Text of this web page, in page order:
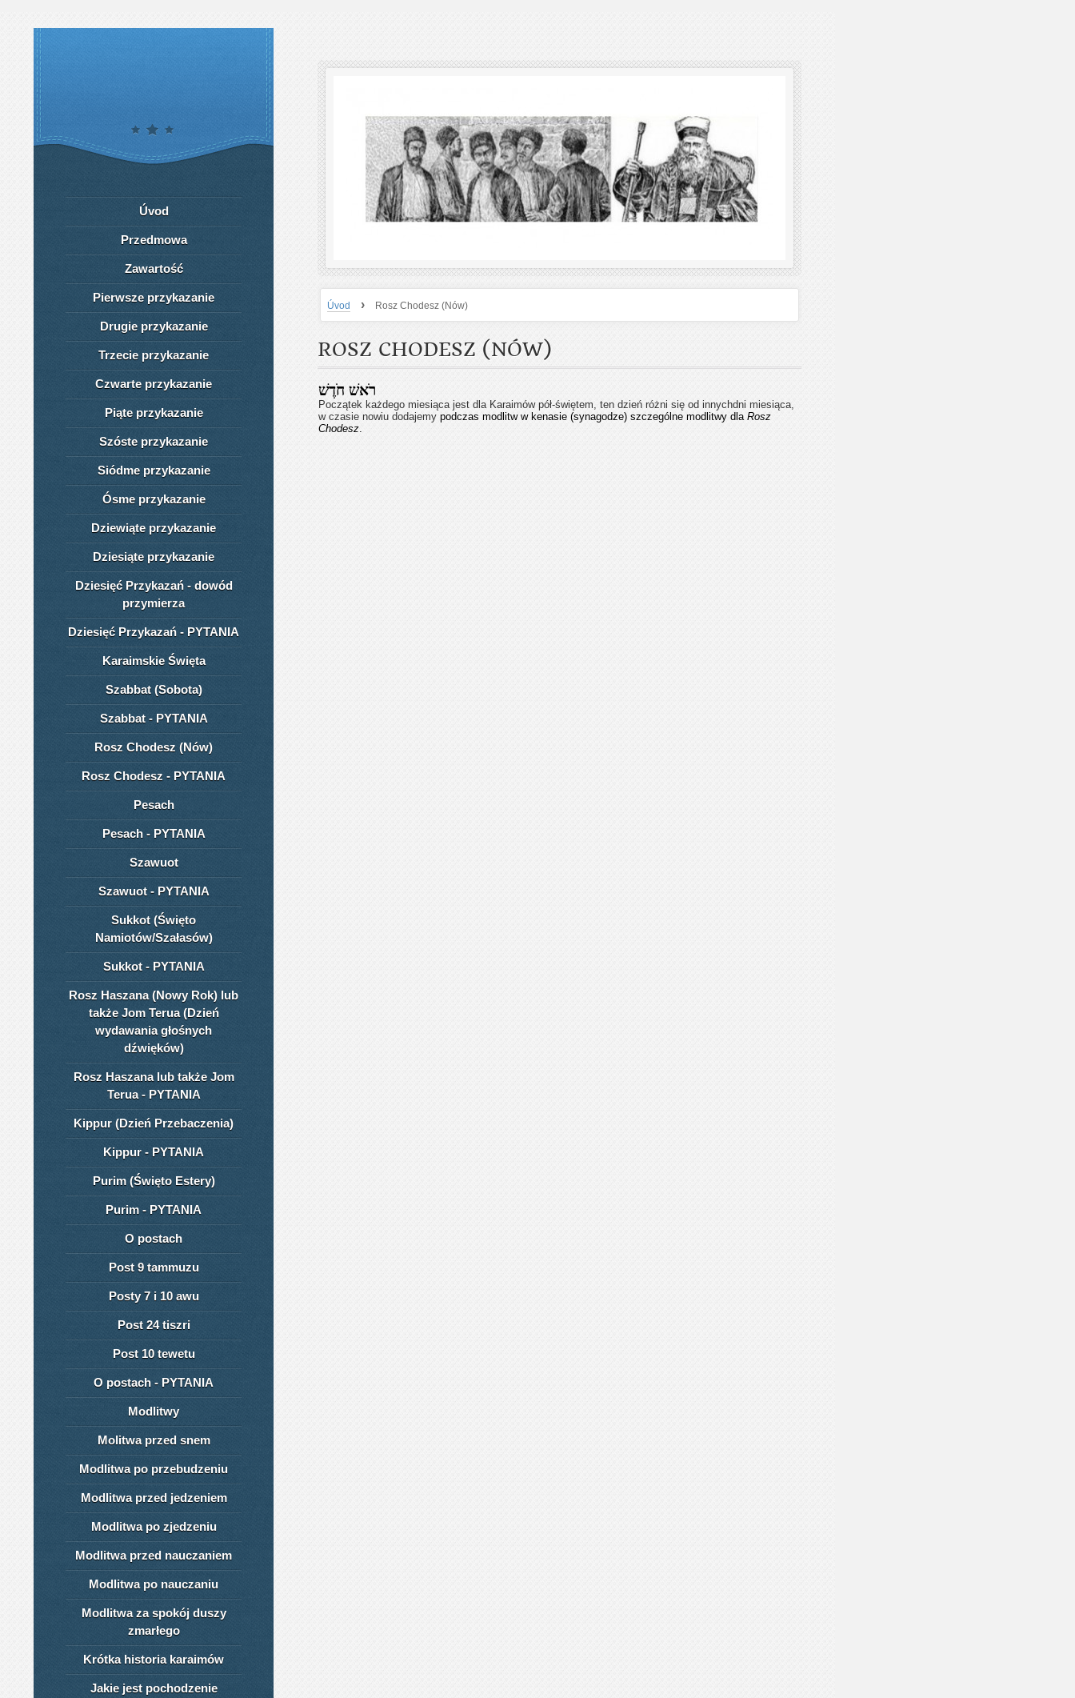
Úvod › Rosz Chodesz (Nów)
ROSZ CHODESZ (NÓW)
רֹאשׁ חֹדֶשׁ
Początek każdego miesiąca jest dla Karaimów pół-świętem, ten dzień różni się od innychdni miesiąca,
w czasie nowiu dodajemy podczas modlitw w kenasie (synagodze) szczególne modlitwy dla Rosz
Chodesz.
Úvod
Przedmowa
Zawartość
Pierwsze przykazanie
Drugie przykazanie
Trzecie przykazanie
Czwarte przykazanie
Piąte przykazanie
Szóste przykazanie
Siódme przykazanie
Ósme przykazanie
Dziewiąte przykazanie
Dziesiąte przykazanie
Dziesięć Przykazań - dowód
przymierza
Dziesięć Przykazań - PYTANIA
Karaimskie Święta
Szabbat (Sobota)
Szabbat - PYTANIA
Rosz Chodesz (Nów)
Rosz Chodesz - PYTANIA
Pesach
Pesach - PYTANIA
Szawuot
Szawuot - PYTANIA
Sukkot (Święto
Namiotów/Szałasów)
Sukkot - PYTANIA
Rosz Haszana (Nowy Rok) lub
także Jom Terua (Dzień
wydawania głośnych
dźwięków)
Rosz Haszana lub także Jom
Terua - PYTANIA
Kippur (Dzień Przebaczenia)
Kippur - PYTANIA
Purim (Święto Estery)
Purim - PYTANIA
O postach
Post 9 tammuzu
Posty 7 i 10 awu
Post 24 tiszri
Post 10 tewetu
O postach - PYTANIA
Modlitwy
Molitwa przed snem
Modlitwa po przebudzeniu
Modlitwa przed jedzeniem
Modlitwa po zjedzeniu
Modlitwa przed nauczaniem
Modlitwa po nauczaniu
Modlitwa za spokój duszy
zmarłego
Krótka historia karaimów
Jakie jest pochodzenie